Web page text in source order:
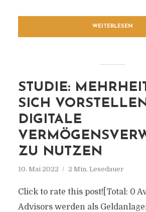
WEITERLESEN
STUDIE:
SICH
DIGITALE
ZU NUTZEN
10. Mai 2022 2 Min. Lesedauer
Click to rate this post![Total: 0
Advisors werden als